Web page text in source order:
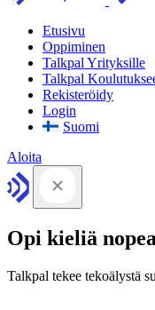
Etusivu
Oppiminen
Talkpal Yrityksille
Talkpal
Rekisteröidy
Login
Suomi
Aloita
Opi kieliä
Talkpal tekee tekoälystä